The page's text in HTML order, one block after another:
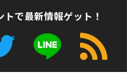
トで最新情報ゲット！